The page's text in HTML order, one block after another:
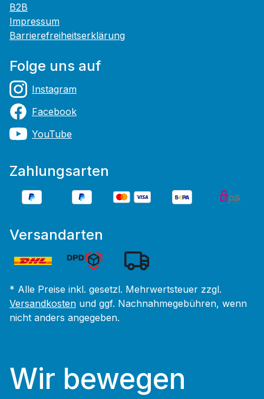
B2B
Impressum
Barrierefreiheitserklärung
Folge uns auf
Instagram
Facebook
YouTube
Zahlungsarten
Versandarten
* Alle Preise inkl. gesetzl. Mehrwertsteuer zzgl.
Versandkosten und ggf. Nachnahmegebühren, wenn
nicht anders angegeben.
Wir bewegen